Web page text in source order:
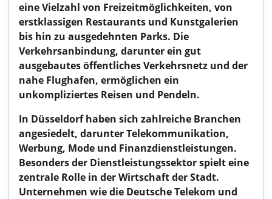
eine Vielzahl von Freizeitmöglichkeiten, von
erstklassigen Restaurants und Kunstgalerien
bis hin zu ausgedehnten Parks. Die
Verkehrsanbindung, darunter ein gut
ausgebautes öffentliches Verkehrsnetz und der
nahe Flughafen, ermöglichen ein
unkompliziertes Reisen und Pendeln.
In Düsseldorf haben sich zahlreiche Branchen
angesiedelt, darunter Telekommunikation,
Werbung, Mode und Finanzdienstleistungen.
Besonders der Dienstleistungssektor spielt eine
zentrale Rolle in der Wirtschaft der Stadt.
Unternehmen wie die Deutsche Telekom und